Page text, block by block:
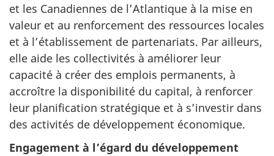
et les Canadiennes de l’Atlantique à la mise en
valeur et au renforcement des ressources locales
et à l’établissement de partenariats. Par ailleurs,
elle aide les collectivités à améliorer leur
capacité à créer des emplois permanents, à
accroître la disponibilité du capital, à renforcer
leur planification stratégique et à s’investir dans
des activités de développement économique.
Engagement à l’égard du développement